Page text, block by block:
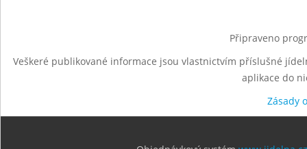
Připraveno
Veškeré publikované informace jsou vlastnictvím příslušné
aplikace do
Zásady